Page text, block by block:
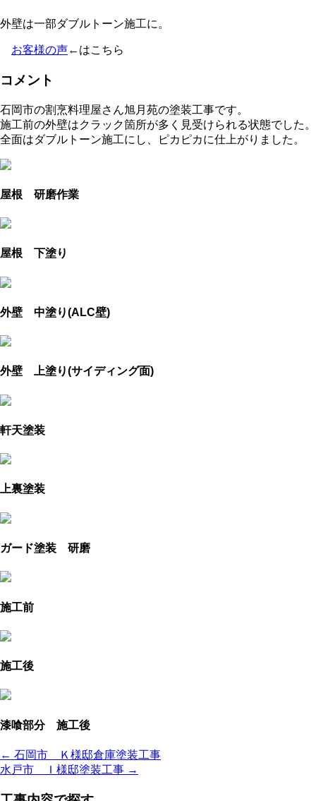
外壁は一部ダブルトーン施工に。
お客様の声←はこちら
コメント
石岡市の割烹料理屋さん旭月苑の塗装工事です。
施工前の外壁はクラック箇所が多く見受けられる状態でした。
全面はダブルトーン施工にし、ピカピカに仕上がりました。
屋根 研磨作業
屋根 下塗り
外壁 中塗り(ALC壁)
外壁 上塗り(サイディング面)
軒天塗装
上裏塗装
ガード塗装 研磨
施工前
施工後
漆喰部分 施工後
← 石岡市 Ｋ様邸倉庫塗装工事
水戸市 Ｉ様邸塗装工事 →